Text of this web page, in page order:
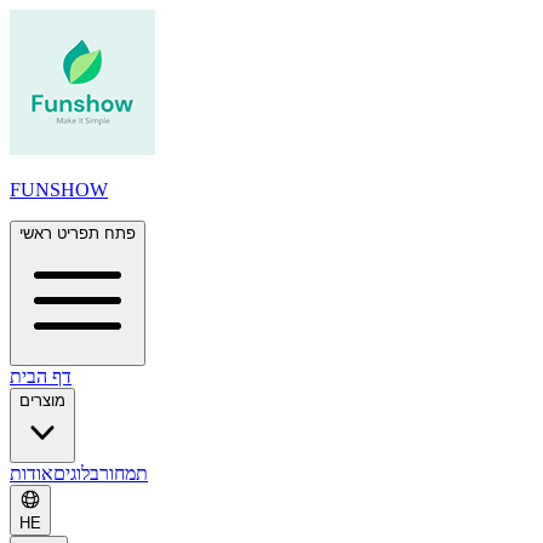
FUNSHOW
פתח תפריט ראשי
דף הבית
מוצרים
תמחורבלוגיםאודות
HE